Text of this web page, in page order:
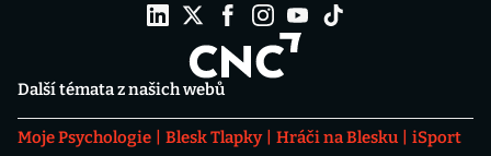
Další témata z našich webů
Moje Psychologie Blesk Tlapky Hráči na Blesku
iSport